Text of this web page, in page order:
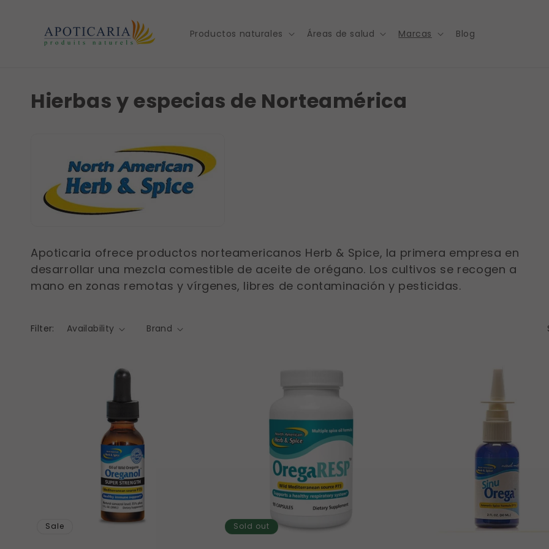
Productos naturales Áreas de salud Marcas Blog
Hierbas y especias de Norteamérica
Apoticaria ofrece productos norteamericanos Herb & Spice, la primera empresa en
desarrollar una mezcla comestible de aceite de orégano. Los cultivos se recogen a
mano en zonas remotas y vírgenes, libres de contaminación y pesticidas.
Filter: Availability Brand
Sale Sold out